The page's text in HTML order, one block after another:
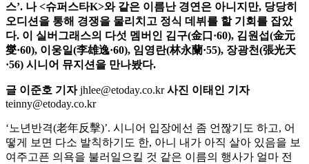
스’. 나 <슈퍼스타K>와 같은 이름난 경연은 아니지만, 당당히
오디션을 통해 경쟁을 물리치고 정식 데뷔를 할 기회를 잡았
다. 이 실버그래스의 다섯 멤버인 김구(金口·60), 김원섭(金元
燮·60), 이웅일(李雄逸·60), 임영란(林永蘭·55), 장광천(張光天
·56) 시니어 뮤지션을 만나봤다.
글 이준호 기자jhlee@etoday.co.kr사진 이태인 기자
teinny@etoday.co.kr
‘노년반격(老年反擊)’. 시니어 입장에선 좀 언짢기도 하고, 어
떻게 보면 다소 발칙하기도 한, 아니 내가 아직 살아 있음을 보
여주고픈 의욕을 불러일으킬 것 같은 이름의 행사가 얼마 전